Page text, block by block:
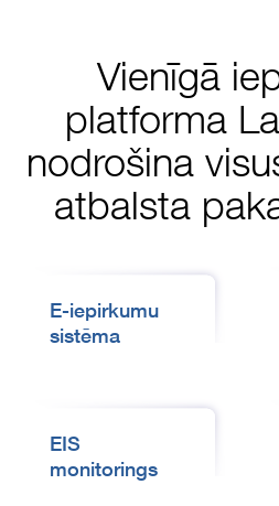
Vienīgā
platforma
nodrošina
atbalsta
E-iepirkumu
sistēma
EIS
monitorings